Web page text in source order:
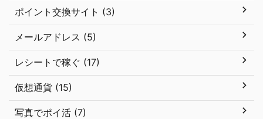
ポイント交換サイト (3)
メールアドレス (5)
レシートで稼ぐ (17)
仮想通貨 (15)
写真でポイ活 (7)